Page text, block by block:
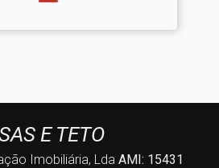
E TETO
Imobiliária, Lda AMI: 15431